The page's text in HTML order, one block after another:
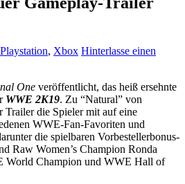
Playstation, Xbox Hinterlasse einen
One veröffentlicht, das heiß ersehnte
WWE 2K19. Zu “Natural” von
Trailer die Spieler mit auf eine
WWE-Fan-Favoriten und
die spielbaren Vorbestellerbonus-
Raw Women’s Champion Ronda
World Champion und WWE Hall of